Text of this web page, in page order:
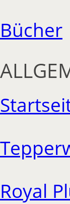
Bücher
Royal